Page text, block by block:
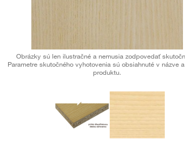
Obrázky sú len ilustračné a nemusia zodpovedať
Parametre skutočného vyhotovenia sú obsiahnuté v názve
produktu.